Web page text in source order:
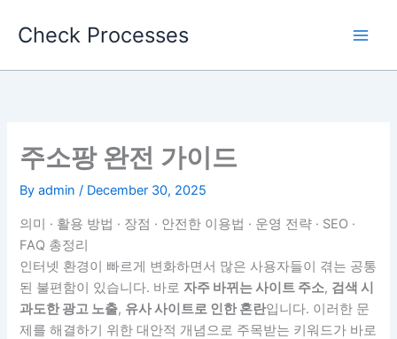
Check Processes
주소팡 완전 가이드
Byadmin/ December 30, 2025
의미 · 활용 방법 · 장점 · 안전한 이용법 · 운영 전략 · SEO ·
FAQ 총정리
인터넷 환경이 빠르게 변화하면서 많은 사용자들이 겪는 공통
된 불편함이 있습니다. 바로 자주 바뀌는 사이트 주소, 검색 시
과도한 광고 노출, 유사 사이트로 인한 혼란입니다. 이러한 문
제를 해결하기 위한 대안적 개념으로 주목받는 키워드가 바로